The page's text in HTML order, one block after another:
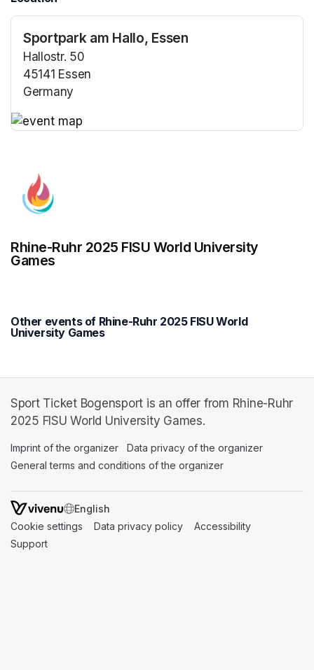
Sportpark am Hallo, Essen
Hallostr. 50
45141 Essen
Germany
Rhine-Ruhr 2025 FISU World University
Games
Other events of Rhine-Ruhr 2025 FISU World
University Games
Sport Ticket Bogensport is an offer from Rhine-Ruhr
2025 FISU World University Games.
Imprint of the organizer (opens in a new tab)
Data privacy of the organizer
General terms and conditions of the organizer
SWITCH LANGUAGE
Cookie settings (opens in a new tab)
Data privacy policy (opens in a new tab)
Accessibility
Support